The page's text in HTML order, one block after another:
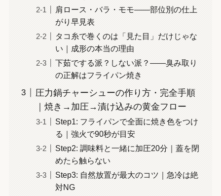
肩ロース・バラ・モモ——部位別の仕上
がり早見表
タコ糸で巻くのは「見た目」だけじゃな
い｜成形の本当の理由
下茹でする派？しない派？——臭み取り
の正解はフライパン焼き
圧力鍋チャーシューの作り方・完全手順
｜焼き→加圧→漬け込みの黄金フロー
Step1: フライパンで全面に焼き色をつけ
る｜強火で90秒が目安
Step2: 調味料と一緒に加圧20分｜蓋を閉
めたら触らない
Step3: 自然放置が最大のコツ｜急冷は絶
対NG